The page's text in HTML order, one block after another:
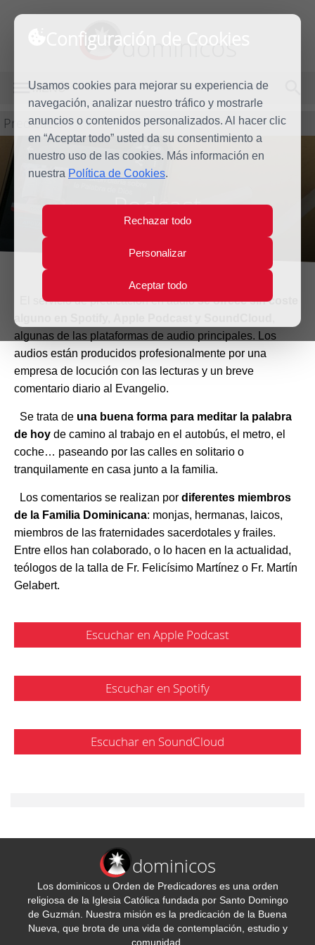
Configuración de Cookies
Usamos cookies para mejorar su experiencia de
navegación, analizar nuestro tráfico y mostrarle
anuncios o contenidos personalizados. Al hacer clic
en “Aceptar todo” usted da su consentimiento a
nuestro uso de las cookies. Más información en
nuestra Política de Cookies.
Rechazar todo
Personalizar
Aceptar todo
dominicos
MENÚ
Predicación
Podcast
El servicio de predicación en audiose ofrece sin coste
alguno en Spotify, Apple Podcast y SoundCloud
algunas de las plataformas de audio principales. Los
audios están producidos profesionalmente por una
empresa de locución con las lecturas y un breve
comentario diario al Evangelio.
Se trata de una buena forma para meditar la palabra
de hoy de camino al trabajo en el autobús, el metro, el
coche… paseando por las calles en solitario o
tranquilamente en casa junto a la familia.
Los comentarios se realizan por diferentes miembros
de la Familia Dominicana: monjas, hermanas, laicos,
miembros de las fraternidades sacerdotales y frailes.
Entre ellos han colaborado, o lo hacen en la actualidad,
teólogos de la talla de Fr. Felicísimo Martínez o Fr. Martín
Gelabert.
Escuchar en Apple Podcast
Escuchar en Spotify
Escuchar en SoundCloud
dominicos
Los dominicos u Orden de Predicadores es una orden
religiosa de la Iglesia Católica fundada por Santo Domingo
de Guzmán. Nuestra misión es la predicación de la Buena
Nueva, que brota de una vida de contemplación, estudio y
comunidad.